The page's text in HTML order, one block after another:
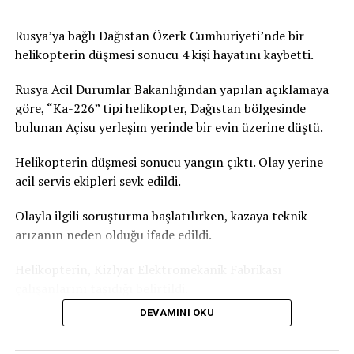
kente yakın çevresindeki cenaze salonlarında da
yoğunluk yaşandığını kaydetti. Fransa’daki acil sağlık
gün aşırı sıcaklardan etkilendiği değerlendirilen 109 kişi
yaşamını yitirmişti. Bu sayının yalnızca ev ve kamusal
alanda hayatını kaybedenleri kapsadığı bildirilmişti.
Türkiye’de de yeni haftada aşırı sıcak hava dalgası etkili
olacak. İstanbul’da hava sıcaklığının yarın 31 dereceye,
basınında yer alan haberlere göre Akdeniz Bölgesi
genelinde gölgede hissedilen sıcaklık 36-39 derece.
Rusya’ya bağlı Dağıstan Özerk Cumhuriyeti’nde bir
helikopterin düşmesi sonucu 4 kişi hayatını kaybetti.
Rusya Acil Durumlar Bakanlığından yapılan açıklamaya
göre, “Ka-226” tipi helikopter, Dağıstan bölgesinde
bulunan Açisu yerleşim yerinde bir evin üzerine düştü.
Helikopterin düşmesi sonucu yangın çıktı. Olay yerine
acil servis ekipleri sevk edildi.
Olayla ilgili soruşturma başlatılırken, kazaya teknik
arızanın neden olduğu ifade edildi.
Dağıstan Özerk Cumhuriyeti Başkanı Sergey Melikov,
DEVAMINI OKU